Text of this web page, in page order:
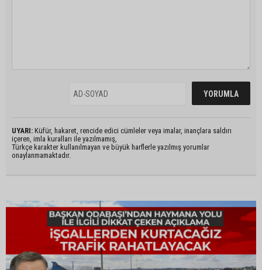
UYARI: Küfür, hakaret, rencide edici cümleler veya imalar, inançlara saldırı
içeren, imla kuralları ile yazılmamış,
Türkçe karakter kullanılmayan ve büyük harflerle yazılmış yorumlar
onaylanmamaktadır.